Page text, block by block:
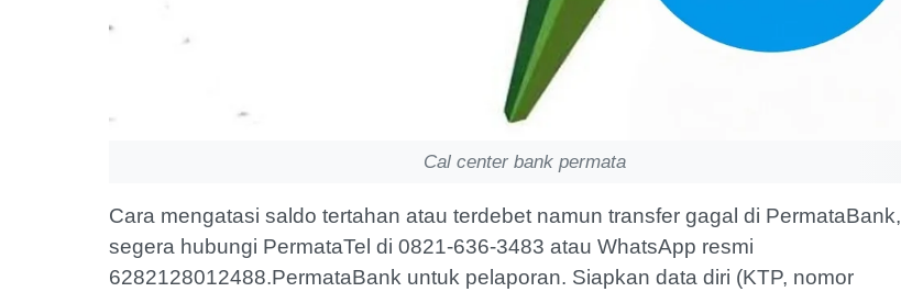
Cal center bank permata
Cara mengatasi saldo tertahan atau terdebet namun transfer gagal di PermataBank,
segera hubungi PermataTel di 0821-636-3483 atau WhatsApp resmi
6282128012488.PermataBank untuk pelaporan. Siapkan data diri (KTP, nomor